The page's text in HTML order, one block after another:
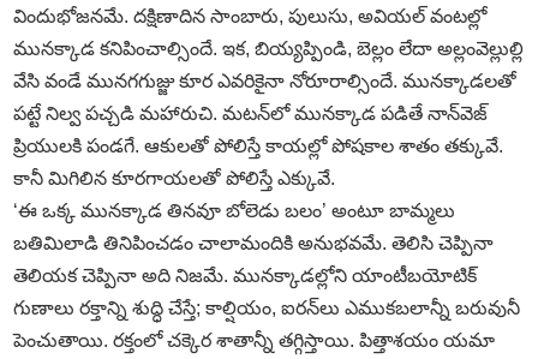
విందుభోజనమే. దక్షిణాదిన సాంబారు, పులుసు, అవియల్‌ వంటల్లో
మునక్కాడ కనిపించాల్సిందే. ఇక, బియ్యప్పిండి, బెల్లం లేదా అల్లంవెల్లుల్లి
వేసి వండే మునగగుజ్జు కూర ఎవరికైనా నోరూరాల్సిందే. మునక్కాడలతో
పట్టే నిల్వ పచ్చడి మహారుచి. మటన్‌లో మునక్కాడ పడితే నాన్‌వెజ్‌
ప్రియులకి పండగే. ఆకులతో పోలిస్తే కాయల్లో పోషకాల శాతం తక్కువే.
కానీ మిగిలిన కూరగాయలతో పోలిస్తే ఎక్కువే.
‘ఈ ఒక్క మునక్కాడ తినవూ బోలెడు బలం’ అంటూ బామ్మలు
బతిమిలాడి తినిపించడం చాలామందికి అనుభవమే. తెలిసి చెప్పినా
తెలియక చెప్పినా అది నిజమే. మునక్కాడల్లోని యాంటీబయోటిక్‌
గుణాలు రక్తాన్ని శుద్ధి చేస్తే; కాల్షియం, ఐరన్‌లు ఎముకబలాన్నీ బరువునీ
పెంచుతాయి. రక్తంలో చక్కెర శాతాన్నీ తగ్గిస్తాయి. పిత్తాశయం యమా